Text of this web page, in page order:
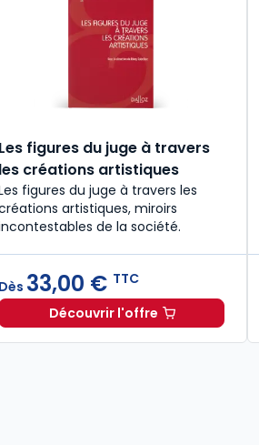
et fausses nouvelles à partir de
Les figures du juge à travers
les créations artistiques
figures du juge à travers les
artistiques, miroirs
de la société.
Dès 33,00 € TTC
Découvrir l'offre